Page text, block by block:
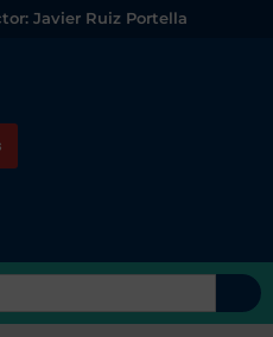
Javier Ruiz Portella